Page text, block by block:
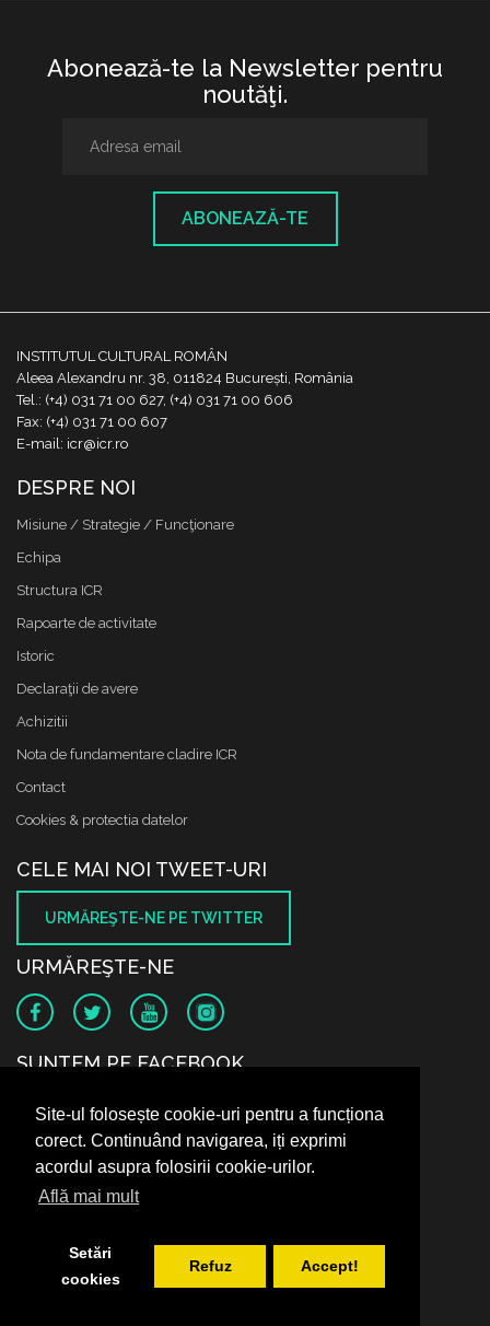
Site-ul folosește cookie-uri pentru a funcționa
corect. Continuând navigarea, iți exprimi
acordul asupra folosirii cookie-urilor.
Află mai mult
Setări
cookies
Refuz Accept!
Abonează-te la Newsletter pentru
noutăţi.
ABONEAZĂ-TE
INSTITUTUL CULTURAL ROMÂN
Aleea Alexandru nr. 38, 011824 București, România
Tel.: (+4) 031 71 00 627, (+4) 031 71 00 606
Fax: (+4) 031 71 00 607
E-mail: icr@icr.ro
DESPRE NOI
Misiune / Strategie / Funcţionare
Echipa
Structura ICR
Rapoarte de activitate
Istoric
Declaraţii de avere
Achizitii
Nota de fundamentare cladire ICR
Contact
Cookies & protectia datelor
CELE MAI NOI TWEET-URI
URMĂREŞTE-NE PE TWITTER
URMĂREŞTE-NE
SUNTEM PE FACEBOOK